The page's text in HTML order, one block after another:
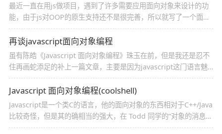
最近一直在用js做项目，遇到了许多需要应用面向对象来设计的功
能，由于js对OOP的原生支持还不是很完善，所以就写了一个面向
对象的扩展库用做底层支持，现在把它单独整理出来，完善了一些
功能，在这里分享一下
再谈javascript面向对象编程
虽有陈皓《Javascript 面向对象编程》珠玉在前，但是我还是忍不
住再画蛇添足的补上一篇文章，主要是因为javascript这门语言魅
力
Javascript 面向对象编程(coolshell)
Javascript是一个类C的语言，他的面向对象的东西相对于C++/Java
比较奇怪，但是其的确相当的强大，在 Todd 同学的“对象的消息模
型”一文中我们已经可以看到一些端倪了